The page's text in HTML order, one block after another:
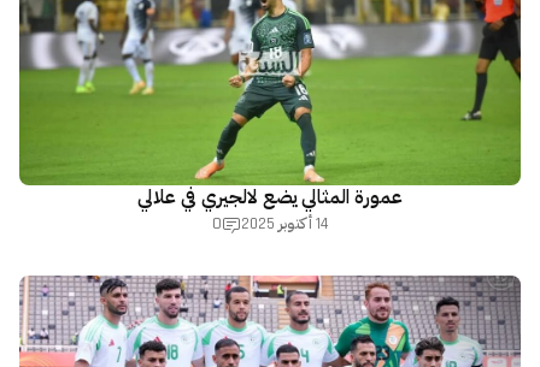
عمورة المثالي يضع لالجيري في علالي
14 أكتوبر 2025 0